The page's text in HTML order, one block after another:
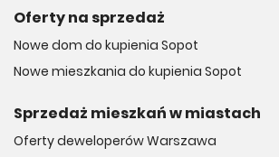
Oferty na sprzedaż
Nowe dom do kupienia Sopot
Nowe mieszkania do kupienia Sopot
Sprzedaż mieszkań w miastach
Oferty deweloperów Warszawa